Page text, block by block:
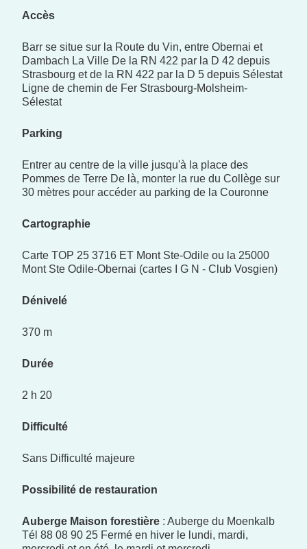
Accès
Barr se situe sur la Route du Vin, entre Obernai et
Dambach La Ville De la RN 422 par la D 42 depuis
Strasbourg et de la RN 422 par la D 5 depuis Sélestat
Ligne de chemin de Fer Strasbourg-Molsheim-
Sélestat
Parking
Entrer au centre de la ville jusqu'à la place des
Pommes de Terre De là, monter la rue du Collège sur
30 mètres pour accéder au parking de la Couronne
Cartographie
Carte TOP 25 3716 ET Mont Ste-Odile ou la 25000
Mont Ste Odile-Obernai (cartes I G N - Club Vosgien)
Dénivelé
370 m
Durée
2 h 20
Difficulté
Sans Difficulté majeure
Possibilité de restauration
Auberge Maison forestière : Auberge du Moenkalb
Tél 88 08 90 25 Fermé en hiver le lundi, mardi,